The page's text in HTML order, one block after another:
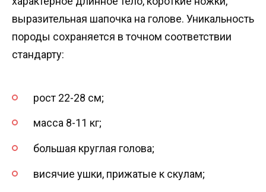
выразительная шапочка на голове. Уникальность
породы сохраняется в точном соответствии
стандарту:
рост 22-28 см;
масса 8-11 кг;
большая круглая голова;
висячие ушки, прижатые к скулам;